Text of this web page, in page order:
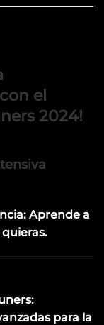
el
2024!
Aprende a
para la